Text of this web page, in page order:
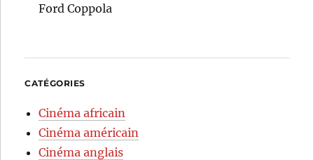
Ford Coppola
CATÉGORIES
Cinéma africain
Cinéma américain
Cinéma anglais